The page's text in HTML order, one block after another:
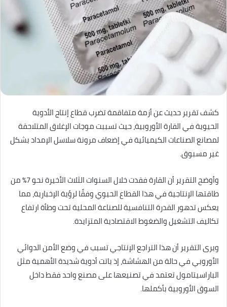
كشف تقرير حديث عن أزمة متفاقمة تضرب قطاع إنتاج الأدوية
الحيوية في القارة الأوروبية، حيث تسببت موجات الإغلاق المتلاحقة
لمصانع الصناعات الكيميائية في إضعاف مرونة سلاسل الإمداد بشكل
غير مسبوق.
وأوضح التقرير أن القارة فقدت خلال السنوات الثلاث الأخيرة نحو 7% من
طاقتها الإنتاجية في هذا القطاع الحيوي وفقًا لرؤية الإخبارية، مما
يعكس تدهور القدرة التنافسية للصناعة المحلية تحت وطأة ارتفاع
تكاليف التشغيل والضغوط الاقتصادية المتزايدة.
ويرى التقرير أن هذا التراجع الإنتاجي تسبب في وضع الأمن الدوائي
الأوروبي في حالة من الهشاشة، إذ باتت أدوية شديدة الأهمية مثل
الباراسيتامول تعتمد في تصنيعها على مصنع واحد فقط داخل
السوق الأوروبية بأكملها.